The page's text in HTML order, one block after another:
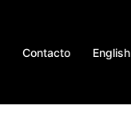
Contacto English